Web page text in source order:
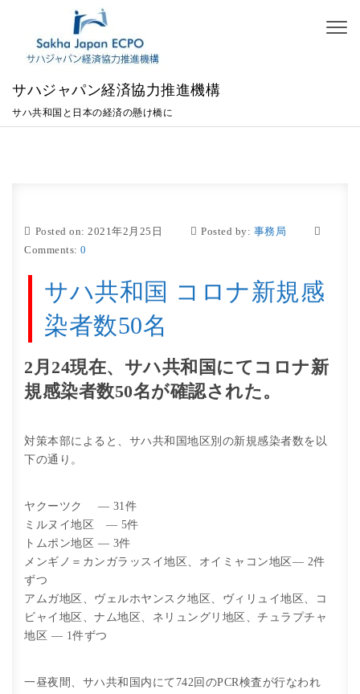
Skip to content
サハジャパン経済協力推進機構
サハ共和国と日本の経済の懸け橋に
Posted on: 2021年2月25日 Posted by: 事務局
Comments: 0
サハ共和国 コロナ新規感
染者数50名
2月24現在、サハ共和国にてコロナ新
規感染者数50名が確認された。
対策本部によると、サハ共和国地区別の新規感染者数を以
下の通り。
ヤクーツク — 31件
ミルヌイ地区 — 5件
トムポン地区 — 3件
メンギノ＝カンガラッスイ地区、オイミャコン地区— 2件
ずつ
アムガ地区、ヴェルホヤンスク地区、ヴィリュイ地区、コ
ビャイ地区、ナム地区、ネリュングリ地区、チュラプチャ
地区 — 1件ずつ
一昼夜間、サハ共和国内にて742回のPCR検査が行なわれ